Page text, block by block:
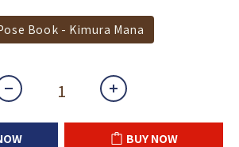
Book - Kimura Mana
BUY NOW